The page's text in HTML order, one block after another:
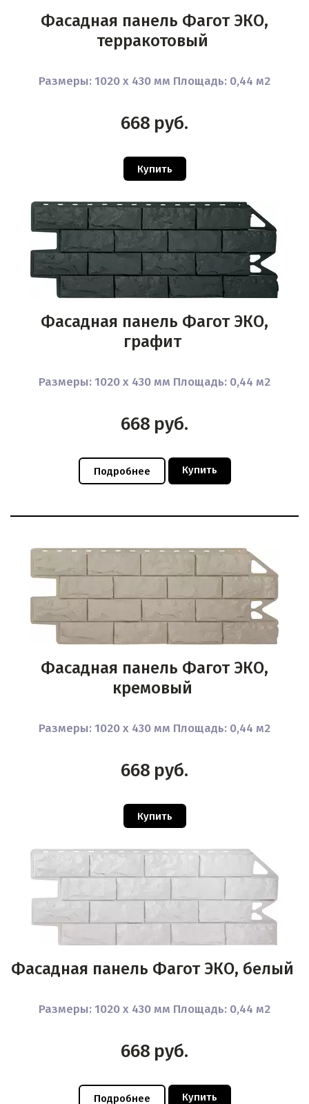
Фасадная панель Фагот ЭКО,
терракотовый
Размеры: 1020 x 430 мм Площадь: 0,44 м2
668 руб.
Купить
Фасадная панель Фагот ЭКО,
графит
Размеры: 1020 x 430 мм Площадь: 0,44 м2
668 руб.
Подробнее Купить
Фасадная панель Фагот ЭКО,
кремовый
Размеры: 1020 x 430 мм Площадь: 0,44 м2
668 руб.
Купить
Фасадная панель Фагот ЭКО, белый
Размеры: 1020 x 430 мм Площадь: 0,44 м2
668 руб.
Подробнее Купить